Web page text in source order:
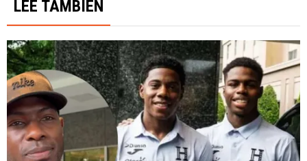
LEE TAMBIÉN